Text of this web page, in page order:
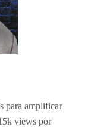
para amplificar
views por